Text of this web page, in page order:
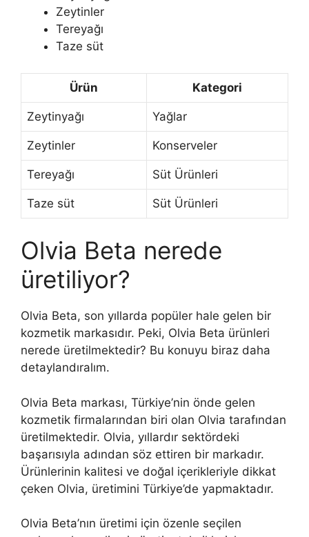
Zeytinler
Tereyağı
Taze süt
Ürün Kategori
Zeytinyağı Yağlar
Zeytinler Konserveler
Tereyağı Süt Ürünleri
Taze süt Süt Ürünleri
Olvia Beta nerede
üretiliyor?
Olvia Beta, son yıllarda popüler hale gelen bir
kozmetik markasıdır. Peki, Olvia Beta ürünleri
nerede üretilmektedir? Bu konuyu biraz daha
detaylandıralım.
Olvia Beta markası, Türkiye’nin önde gelen
kozmetik firmalarından biri olan Olvia tarafından
üretilmektedir. Olvia, yıllardır sektördeki
başarısıyla adından söz ettiren bir markadır.
Ürünlerinin kalitesi ve doğal içerikleriyle dikkat
çeken Olvia, üretimini Türkiye’de yapmaktadır.
Olvia Beta’nın üretimi için özenle seçilen